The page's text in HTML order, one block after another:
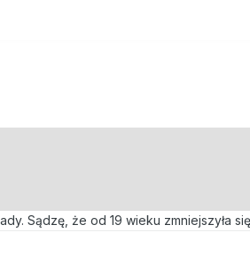
Sądzę, że od 19 wieku zmniejszyła